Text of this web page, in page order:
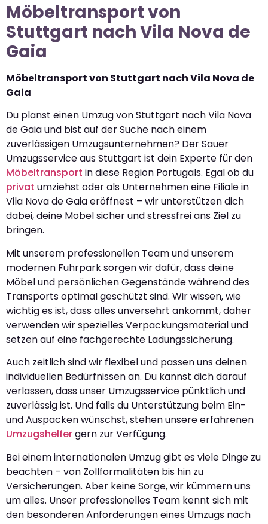
Möbeltransport von
Stuttgart nach Vila Nova de
Gaia
Möbeltransport von Stuttgart nach Vila Nova de
Gaia
Du planst einen Umzug von Stuttgart nach Vila Nova
de Gaia und bist auf der Suche nach einem
zuverlässigen Umzugsunternehmen? Der Sauer
Umzugsservice aus Stuttgart ist dein Experte für den
Möbeltransport in diese Region Portugals. Egal ob du
privat umziehst oder als Unternehmen eine Filiale in
Vila Nova de Gaia eröffnest – wir unterstützen dich
dabei, deine Möbel sicher und stressfrei ans Ziel zu
bringen.
Mit unserem professionellen Team und unserem
modernen Fuhrpark sorgen wir dafür, dass deine
Möbel und persönlichen Gegenstände während des
Transports optimal geschützt sind. Wir wissen, wie
wichtig es ist, dass alles unversehrt ankommt, daher
verwenden wir spezielles Verpackungsmaterial und
setzen auf eine fachgerechte Ladungssicherung.
Auch zeitlich sind wir flexibel und passen uns deinen
individuellen Bedürfnissen an. Du kannst dich darauf
verlassen, dass unser Umzugsservice pünktlich und
zuverlässig ist. Und falls du Unterstützung beim Ein-
und Auspacken wünschst, stehen unsere erfahrenen
Umzugshelfergern zur Verfügung.
Bei einem internationalen Umzug gibt es viele Dinge zu
beachten – von Zollformalitäten bis hin zu
Versicherungen. Aber keine Sorge, wir kümmern uns
um alles. Unser professionelles Team kennt sich mit
den besonderen Anforderungen eines Umzugs nach